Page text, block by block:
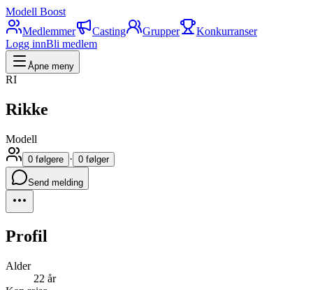
Modell Boost
Medlemmer
Casting Grupper
Konkurranser
Logg innBli medlem
Åpne meny
RI
Rikke
Modell
0 følgere · 0 følger
Send melding
Profil
Alder
22 år